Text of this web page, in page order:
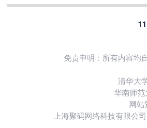
免责申明：所有内容均
清华大
华南师范
网站
上海聚码网络科技有限公司